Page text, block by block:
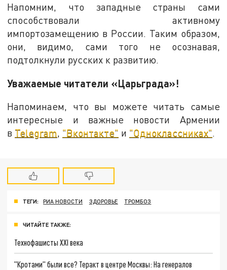
Напомним, что западные страны сами
способствовали активному
импортозамещению в России. Таким образом,
они, видимо, сами того не осознавая,
подтолкнули русских к развитию.
Уважаемые читатели «Царьграда»!
Напоминаем, что вы можете читать самые
интересные и важные новости Армении
в Telegram, "Вконтакте" и "Одноклассниках".
ТЕГИ: РИА НОВОСТИ ЗДОРОВЬЕ ТРОМБОЗ
ЧИТАЙТЕ ТАКЖЕ:
Технофашисты XXI века
"Кротами" были все? Теракт в центре Москвы: На генералов